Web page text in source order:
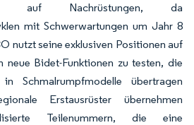
auf Nachrüstungen, da
mit Schwerwartungen um Jahr 8
nutzt seine exklusiven Positionen auf
neue Bidet-Funktionen zu testen, die
Schmalrumpfmodelle übertragen
Erstausrüster übernehmen
Teilenummern, die eine